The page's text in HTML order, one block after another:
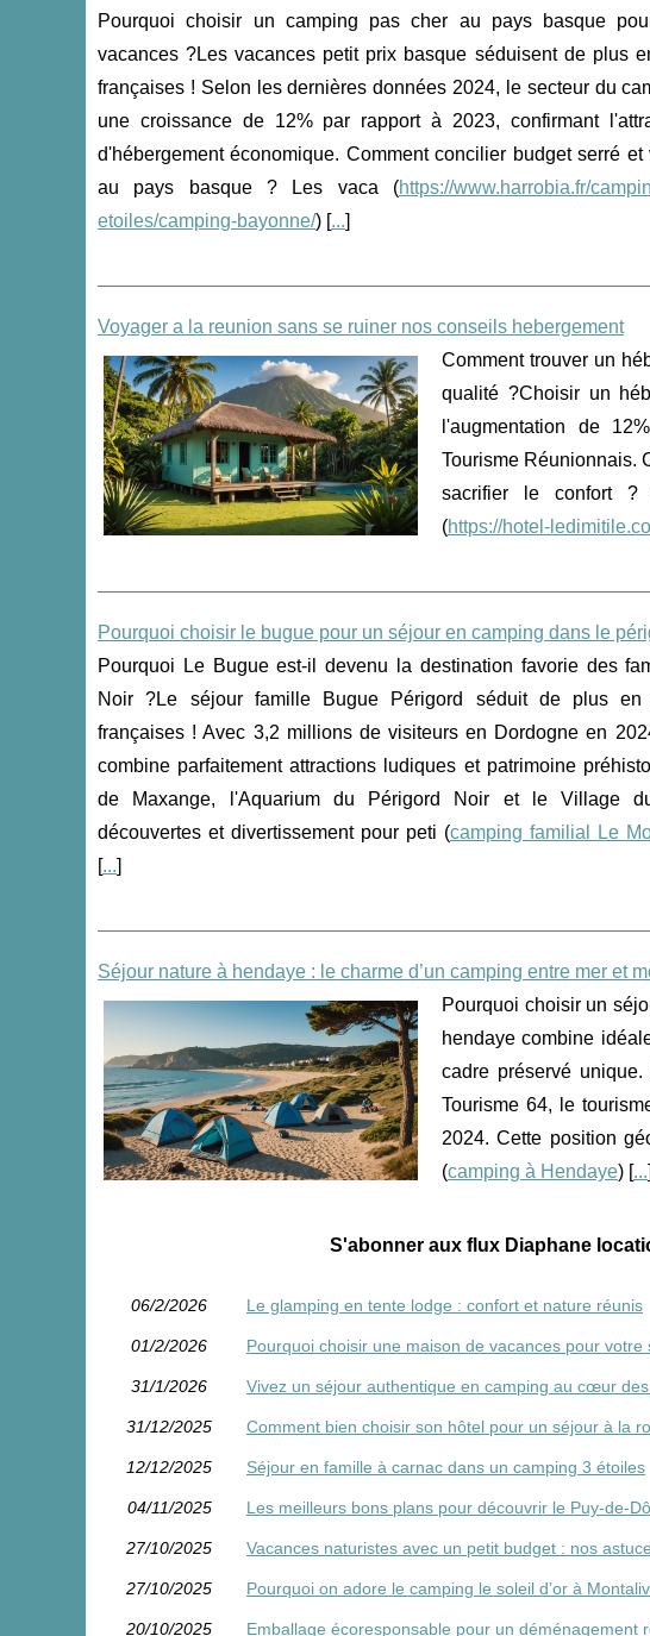
Pourquoi choisir un camping pas cher au pays basque
vacances ?Les vacances petit prix basque séduisent de plus
françaises ! Selon les dernières données 2024, le secteur du
une croissance de 12% par rapport à 2023, confirmant
d'hébergement économique. Comment concilier budget serré
au pays basque ? Les vaca (https://www.harrobia.fr/
etoiles/camping-bayonne/) [...]
Voyager a la reunion sans se ruiner nos conseils hebergement
Comment trouver un
qualité ?Choisir un
l'augmentation de
Tourisme Réunionnais.
sacrifier le confort ?
(https://hotel-
Pourquoi choisir le bugue pour un séjour en camping dans le
Pourquoi Le Bugue est-il devenu la destination favorie des
Noir ?Le séjour famille Bugue Périgord séduit de plus
françaises ! Avec 3,2 millions de visiteurs en Dordogne en
combine parfaitement attractions ludiques et patrimoine
de Maxange, l'Aquarium du Périgord Noir et le Village
découvertes et divertissement pour peti (camping familial Le
[...]
Séjour nature à hendaye : le charme d’un camping entre mer et
Pourquoi choisir un
hendaye combine
cadre préservé
Tourisme 64, le
2024. Cette position
(camping à Hendaye) [...]
S'abonner aux flux Diaphane
06/2/2026 Le glamping en tente lodge : confort et nature réunis
01/2/2026 Pourquoi choisir une maison de vacances pour votre
31/1/2026 Vivez un séjour authentique en camping au cœur
31/12/2025 Comment bien choisir son hôtel pour un séjour à la
12/12/2025 Séjour en famille à carnac dans un camping 3 étoiles
04/11/2025 Les meilleurs bons plans pour découvrir le Puy-de-
27/10/2025 Vacances naturistes avec un petit budget : nos
27/10/2025 Pourquoi on adore le camping le soleil d’or à
20/10/2025 Emballage écoresponsable pour un déménagement